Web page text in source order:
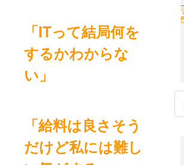
「ITって結局何を
するかわからな
い」
「給料は良さそう
だけど私には難し